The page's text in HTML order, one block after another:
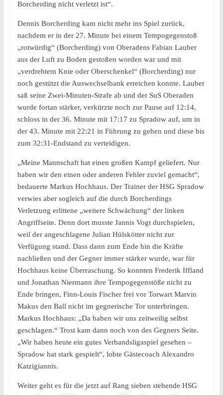
Borcherding nicht verletzt ist“.
Dennis Borcherding kam nicht mehr ins Spiel zurück,
nachdem er in der 27. Minute bei einem Tempogegenstoß
„rotwürdig“ (Borcherding) von Oberadens Fabian Lauber
aus der Luft zu Boden gestoßen worden war und mit
„verdrehtem Knie oder Oberschenkel“ (Borcherding) nur
noch gestützt die Auswechselbank erreichen konnte. Lauber
saß seine Zwei-Minuten-Strafe ab und der SuS Oberaden
wurde fortan stärker, verkürzte noch zur Pause auf 12:14,
schloss in der 36. Minute mit 17:17 zu Spradow auf, um in
der 43. Minute mit 22:21 in Führung zu gehen und diese bis
zum 32:31-Endstand zu verteidigen.
„Meine Mannschaft hat einen großen Kampf geliefert. Nur
haben wir den einen oder anderen Fehler zuviel gemacht“,
bedauerte Markus Hochhaus. Der Trainer der HSG Spradow
verwies aber sogleich auf die durch Borcherdings
Verletzung erlittene „weitere Schwächung“ der linken
Angriffseite. Denn dort musste Jannis Vogt durchspielen,
weil der angeschlagene Julian Hülskötter nicht zur
Verfügung stand. Dass dann zum Ende hin die Kräfte
nachließen und der Gegner immer stärker wurde, war für
Hochhaus keine Überraschung. So konnten Frederik Iffland
und Jonathan Niermann ihre Tempogegenstöße nicht zu
Ende bringen, Finn-Louis Fischer frei vor Torwart Marvin
Makus den Ball nicht im gegnerische Tor unterbringen.
Markus Hochhaus: „Da haben wir uns zeitweilig selbst
geschlagen.“ Trost kam dann noch von des Gegners Seite.
„Wir haben heute ein gutes Verbandsligaspiel gesehen –
Spradow hat stark gespielt“, lobte Gästecoach Alexandro
Katzigiannis.
Weiter geht es für die jetzt auf Rang sieben stehende HSG